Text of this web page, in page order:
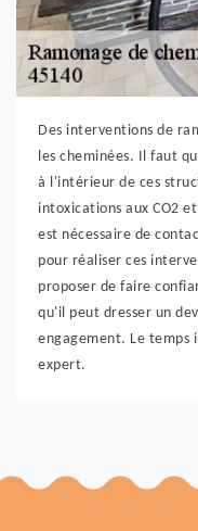
Des interventions de
les cheminées. Il faut
à l'intérieur de ces
intoxications aux CO2
est nécessaire de
pour réaliser ces
proposer de faire
qu'il peut dresser un
engagement. Le temps
expert.